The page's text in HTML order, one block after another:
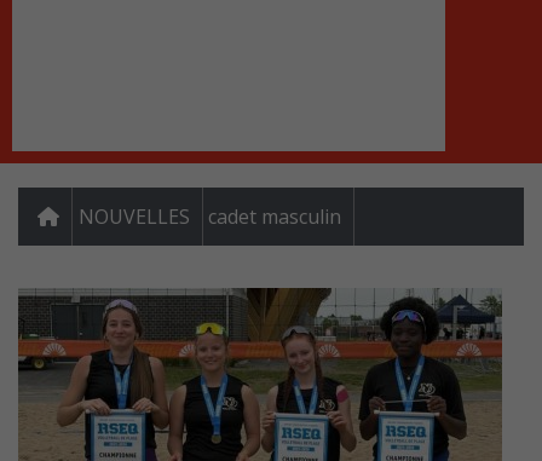
NOUVELLES cadet masculin